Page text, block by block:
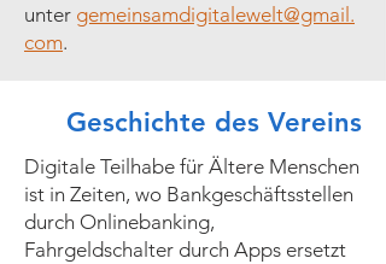
unter gemeinsamdigitalewelt@gmail.
com.
Geschichte des Vereins
Digitale Teilhabe für Ältere Menschen
ist in Zeiten, wo Bankgeschäftsstellen
durch Onlinebanking,
Fahrgeldschalter durch Apps ersetzt